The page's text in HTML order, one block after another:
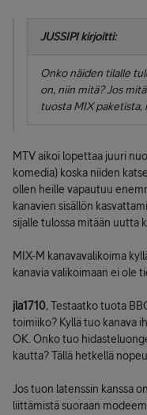
JUSSIPI kirjoitti:
Onko näiden tilalle
on, niin mitä? Jos
tuosta MIX paketista,
MTV aikoi lopettaa juuri
komedia) koska niiden
ollen heille vapautuu
kanavien sisällön
sijalle tulossa mitään uutta
MIX-M kanavavalikoima
kanavia valikoimaan ei ole
jla1710, Testaatko tuota
toimiiko? Kyllä tuo kanava
OK. Onko tuo
kautta? Tällä hetkellä
Jos tuon latenssin kanssa
liittämistä suoraan